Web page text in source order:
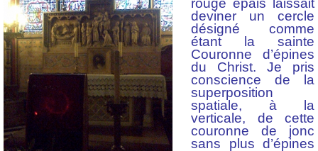
rouge épais laissait
deviner un cercle
désigné comme
étant la sainte
Couronne d’épines
du Christ. Je pris
conscience de la
superposition
spatiale, à la
verticale, de cette
couronne de jonc
sans plus d’épines